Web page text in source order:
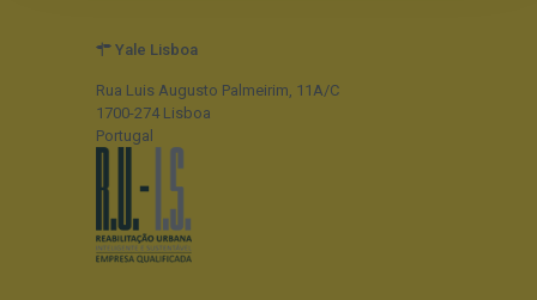
Yale Lisboa
Rua Luis Augusto Palmeirim, 11A/C
1700-274 Lisboa
Portugal